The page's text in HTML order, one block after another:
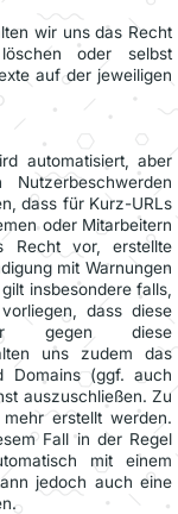
wir uns das Recht
oder selbst
auf der jeweiligen
automatisiert, aber
dass für Kurz-URLs
oder Mitarbeitern
Recht vor, erstellte
mit Warnungen
insbesondere falls,
dass diese
gegen diese
uns zudem das
Domains (ggf. auch
auszuschließen. Zu
erstellt werden.
Fall in der Regel
mit einem
jedoch auch eine